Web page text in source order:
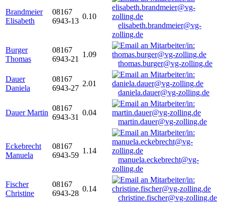
Brandmeier
Elisabeth
08167
6943-13
0.10
elisabeth.brandmeier@vg-
zolling.de
Burger
Thomas
08167
6943-21
1.09
thomas.burger@vg-zolling.de
Dauer
Daniela
08167
6943-27
2.01
daniela.dauer@vg-zolling.de
Dauer Martin
08167
6943-31
0.04
martin.dauer@vg-zolling.de
Eckebrecht
Manuela
08167
6943-59
1.14
manuela.eckebrecht@vg-
zolling.de
Fischer
Christine
08167
6943-28
0.14
christine.fischer@vg-zolling.de